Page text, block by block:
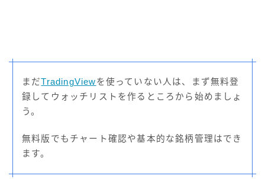
まだTradingViewを使っていない人は、まず無料登
録してウォッチリストを作るところから始めましょ
う。
無料版でもチャート確認や基本的な銘柄管理はでき
ます。